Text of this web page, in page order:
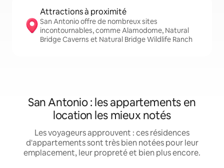
Attractions à proximité
San Antonio offre de nombreux sites
incontournables, comme Alamodome, Natural
Bridge Caverns et Natural Bridge Wildlife Ranch
San Antonio : les appartements en
location les mieux notés
Les voyageurs approuvent : ces résidences
d'appartements sont très bien notées pour leur
emplacement, leur propreté et bien plus encore.